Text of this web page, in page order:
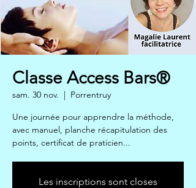
Classe Access Bars®
sam. 30 nov.
  |
Porrentruy
Une journée pour apprendre la méthode,
avec manuel, planche récapitulation des
points, certificat de praticien...
Les inscriptions sont closes